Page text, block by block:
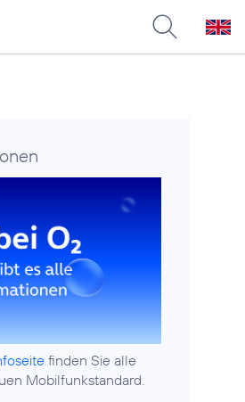
finden Sie alle
Mobilfunkstandard.